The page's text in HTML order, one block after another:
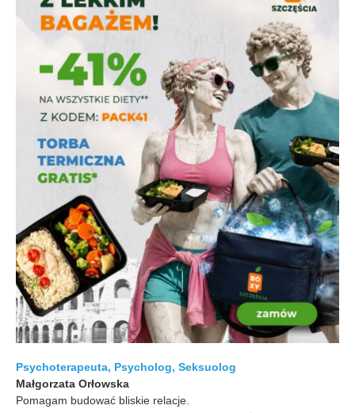
Psychoterapeuta, Psycholog, Seksuolog
Małgorzata Orłowska
Pomagam budować bliskie relacje.